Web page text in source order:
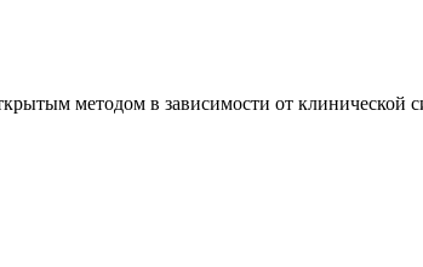
методом в зависимости от клинической